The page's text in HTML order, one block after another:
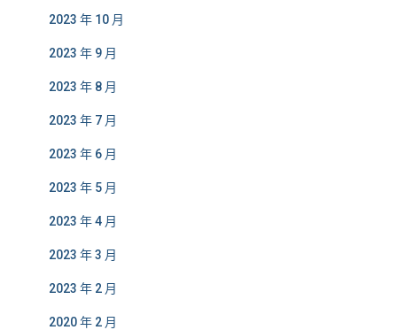
2023 年 10 月
2023 年 9 月
2023 年 8 月
2023 年 7 月
2023 年 6 月
2023 年 5 月
2023 年 4 月
2023 年 3 月
2023 年 2 月
2020 年 2 月